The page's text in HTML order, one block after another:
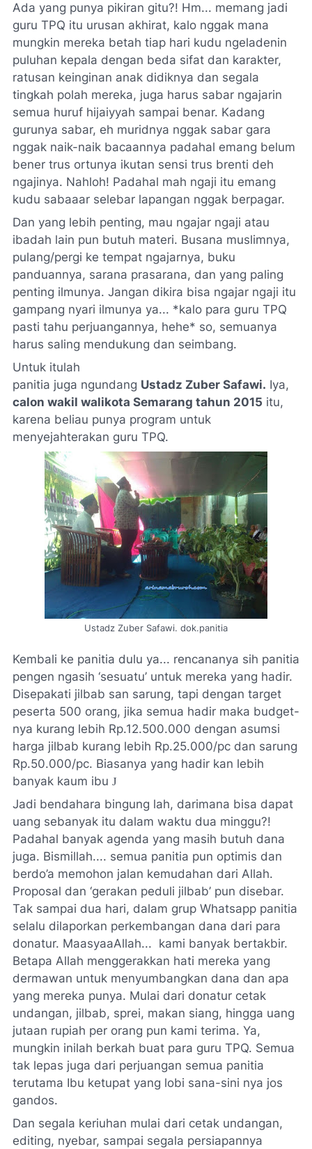
Ada yang punya pikiran gitu?! Hm... memang jadi
guru TPQ itu urusan akhirat, kalo nggak mana
mungkin mereka betah tiap hari kudu ngeladenin
puluhan kepala dengan beda sifat dan karakter,
ratusan keinginan anak didiknya dan segala
tingkah polah mereka, juga harus sabar ngajarin
semua huruf hijaiyyah sampai benar. Kadang
gurunya sabar, eh muridnya nggak sabar gara
nggak naik-naik bacaannya padahal emang belum
bener trus ortunya ikutan sensi trus brenti deh
ngajinya. Nahloh! Padahal mah ngaji itu emang
kudu sabaaar selebar lapangan nggak berpagar.
Dan yang lebih penting, mau ngajar ngaji atau
ibadah lain pun butuh materi. Busana muslimnya,
pulang/pergi ke tempat ngajarnya, buku
panduannya, sarana prasarana, dan yang paling
penting ilmunya. Jangan dikira bisa ngajar ngaji itu
gampang nyari ilmunya ya... *kalo para guru TPQ
pasti tahu perjuangannya, hehe* so, semuanya
harus saling mendukung dan seimbang.
Untuk itulah
panitia juga ngundang Ustadz Zuber Safawi. Iya,
calon wakil walikota Semarang tahun 2015 itu,
karena beliau punya program untuk
menyejahterakan guru TPQ.
Ustadz Zuber Safawi. dok.panitia
Kembali ke panitia dulu ya... rencananya sih panitia
pengen ngasih ‘sesuatu’ untuk mereka yang hadir.
Disepakati jilbab san sarung, tapi dengan target
peserta 500 orang, jika semua hadir maka budget-
nya kurang lebih Rp.12.500.000 dengan asumsi
harga jilbab kurang lebih Rp.25.000/pc dan sarung
Rp.50.000/pc. Biasanya yang hadir kan lebih
banyak kaum ibu J
Jadi bendahara bingung lah, darimana bisa dapat
uang sebanyak itu dalam waktu dua minggu?!
Padahal banyak agenda yang masih butuh dana
juga. Bismillah.... semua panitia pun optimis dan
berdo’a memohon jalan kemudahan dari Allah.
Proposal dan ‘gerakan peduli jilbab’ pun disebar.
Tak sampai dua hari, dalam grup Whatsapp panitia
selalu dilaporkan perkembangan dana dari para
donatur. MaasyaaAllah... kami banyak bertakbir.
Betapa Allah menggerakkan hati mereka yang
dermawan untuk menyumbangkan dana dan apa
yang mereka punya. Mulai dari donatur cetak
undangan, jilbab, sprei, makan siang, hingga uang
jutaan rupiah per orang pun kami terima. Ya,
mungkin inilah berkah buat para guru TPQ. Semua
tak lepas juga dari perjuangan semua panitia
terutama Ibu ketupat yang lobi sana-sini nya jos
gandos.
Dan segala keriuhan mulai dari cetak undangan,
editing, nyebar, sampai segala persiapannya